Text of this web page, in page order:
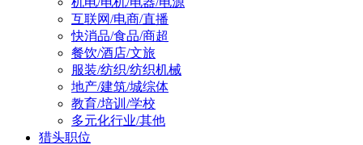
互联网/电商/直播
快消品/食品/商超
餐饮/酒店/文旅
服装/纺织/纺织机械
地产/建筑/城综体
教育/培训/学校
多元化行业/其他
猎头职位